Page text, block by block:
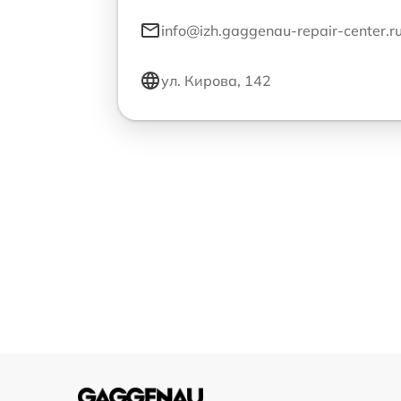
info@izh.gaggenau-repair-center.ru
ул. Кирова, 142